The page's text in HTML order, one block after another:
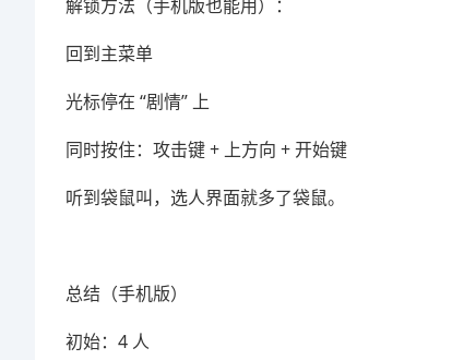
解锁方法（手机版也能用）：
回到主菜单
光标停在 “剧情” 上
同时按住：攻击键 + 上方向 + 开始键
听到袋鼠叫，选人界面就多了袋鼠。
总结（手机版）
初始：4 人